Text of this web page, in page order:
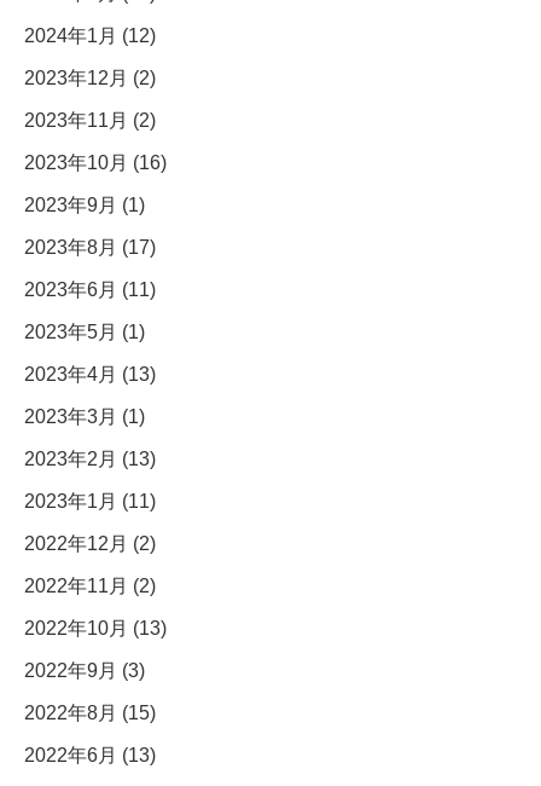
2024年1月 (12)
2023年12月 (2)
2023年11月 (2)
2023年10月 (16)
2023年9月 (1)
2023年8月 (17)
2023年6月 (11)
2023年5月 (1)
2023年4月 (13)
2023年3月 (1)
2023年2月 (13)
2023年1月 (11)
2022年12月 (2)
2022年11月 (2)
2022年10月 (13)
2022年9月 (3)
2022年8月 (15)
2022年6月 (13)